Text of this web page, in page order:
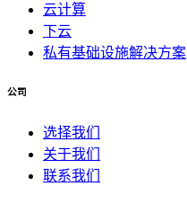
云计算
下云
私有基础设施解决方案
公司
选择我们
关于我们
联系我们